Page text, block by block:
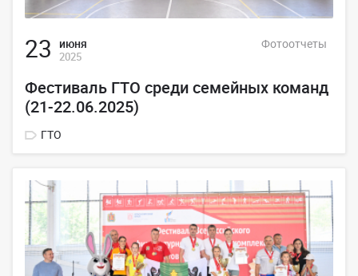
23 июня
2025
Фотоотчеты
Фестиваль ГТО среди семейных команд
(21-22.06.2025)
ГТО